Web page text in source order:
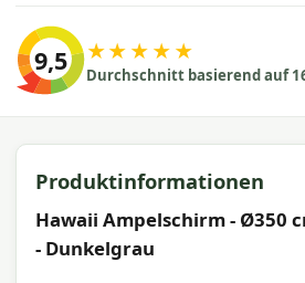
9,5 ★★★★★
Durchschnitt basierend auf
Produktinformationen
Hawaii Ampelschirm - Ø350
- Dunkelgrau